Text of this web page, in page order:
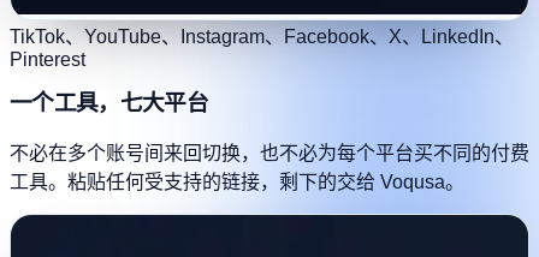
TikTok、YouTube、Instagram、Facebook、X、LinkedIn、
Pinterest
一个工具，七大平台
不必在多个账号间来回切换，也不必为每个平台买不同的付费
工具。粘贴任何受支持的链接，剩下的交给 Voqusa。